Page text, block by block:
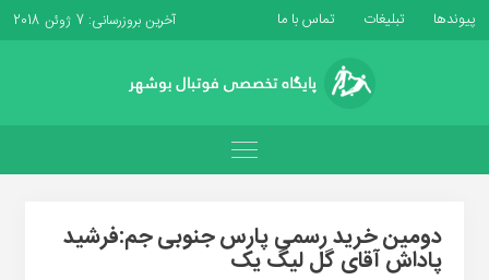
پیوندها تبلیغات تماس با ما آخرین بروزرسانی: 7 ژوئن 2018
دومین خرید رسمی پارس جنوبی جم:فرشید
پاداش آقای گل لیگ یک